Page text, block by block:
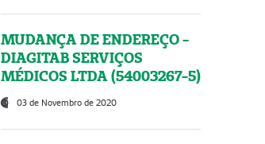
MUDANÇA DE ENDEREÇO -
DIAGITAB SERVIÇOS
MÉDICOS LTDA (54003267-5)
03 de Novembro de 2020